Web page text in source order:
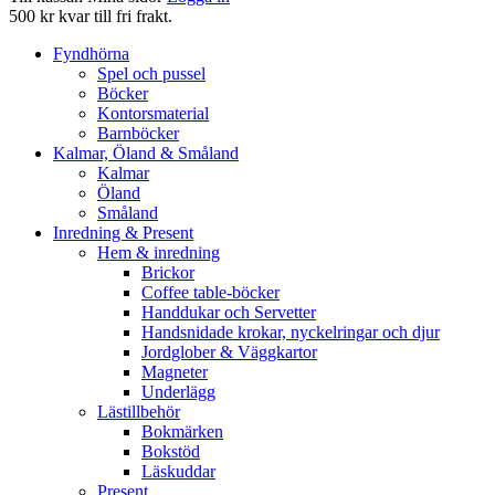
500 kr kvar till fri frakt.
Fyndhörna
Spel och pussel
Böcker
Kontorsmaterial
Barnböcker
Kalmar, Öland & Småland
Kalmar
Öland
Småland
Inredning & Present
Hem & inredning
Brickor
Coffee table-böcker
Handdukar och Servetter
Handsnidade krokar, nyckelringar och djur
Jordglober & Väggkartor
Magneter
Underlägg
Lästillbehör
Bokmärken
Bokstöd
Läskuddar
Present